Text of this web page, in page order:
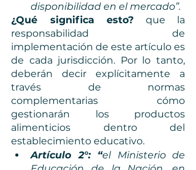
disponibilidad en el mercado”.
¿Qué significa esto? que la
responsabilidad de
implementación de este artículo es
de cada jurisdicción. Por lo tanto,
deberán decir explícitamente a
través de normas
complementarias cómo
gestionarán los productos
alimenticios dentro del
establecimiento educativo.
Artículo 2°: “el Ministerio de